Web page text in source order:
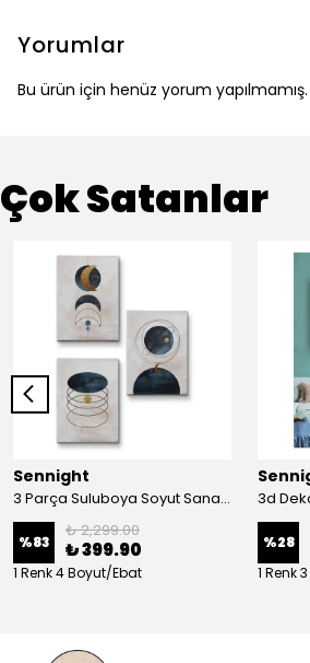
Yorumlar
Bu ürün için henüz yorum yapılmamış.
Çok Satanlar
Sennight
3 Parça Suluboya Soyut Sanat Koleksiyonu Dekoratif Kanvas Tablo
%83
₺ 2,299.00
₺ 399.90
1 Renk 4 Boyut/Ebat
%28
1 Renk